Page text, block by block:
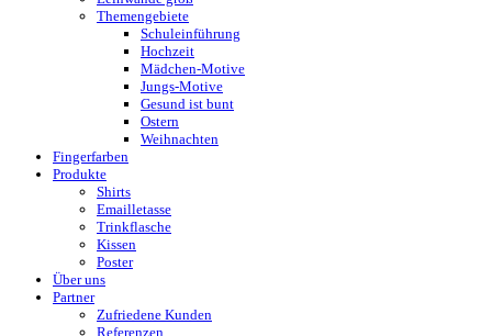
Themengebiete
Schuleinführung
Hochzeit
Mädchen-Motive
Jungs-Motive
Gesund ist bunt
Ostern
Weihnachten
Fingerfarben
Produkte
Shirts
Emailletasse
Trinkflasche
Kissen
Poster
Über uns
Partner
Zufriedene Kunden
Referenzen